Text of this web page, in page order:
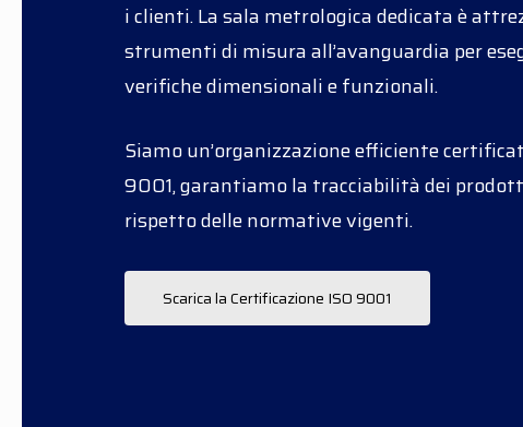
i clienti. La sala metrologica dedicata è
strumenti di misura all’avanguardia per
verifiche dimensionali e funzionali.
Siamo un’organizzazione efficiente
9001, garantiamo la tracciabilità dei
rispetto delle normative vigenti.
Scarica la Certificazione ISO 9001